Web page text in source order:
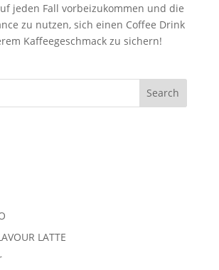
jeden Fall vorbeizukommen und die
zu nutzen, sich einen Coffee Drink
Kaffeegeschmack zu sichern!
LATTE